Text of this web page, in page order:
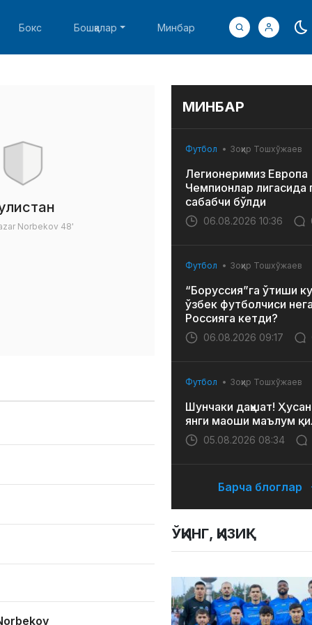
Бокс Бошқалар Минбар
Norbekov 48'
МИНБАР
Футбол Зоҳир Тошхўжаев
Легионеримиз Европа
Чемпионлар лигасида
сабабчи бўлди
06.08.2026 10:36
Футбол Зоҳир Тошхўжаев
“Боруссия”га ўтиши
ўзбек футболчиси
Россияга кетди?
06.08.2026 09:17
Футбол Зоҳир Тошхўжаев
Шунчаки даҳшат!
янги маоши маълум
05.08.2026 08:34
Барча блоглар
ЎҚИНГ, ҚИЗИҚ!